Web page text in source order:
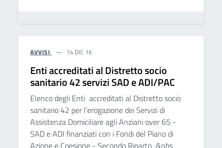
AVVISI 14 DIC 16
Enti accreditati al Distretto socio
sanitario 42 servizi SAD e ADI/PAC
Elenco degli Enti accreditati al Distretto socio
sanitario 42 per l'erogazione dei Servizi di
Assistenza Domiciliare agli Anziani over 65 -
SAD e ADI finanziati con i Fondi del Piano di
Azione e Coesione - Secondo Riparto &nbs